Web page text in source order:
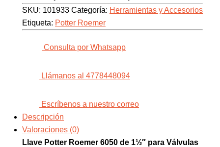
SKU: 101933 Categoría: Herramientas y Accesorios
Etiqueta: Potter Roemer
Consulta por Whatsapp
Llámanos al 4778448094
Escríbenos a nuestro correo
Descripción
Valoraciones (0)
Llave Potter Roemer 6050 de 1½″ para Válvulas